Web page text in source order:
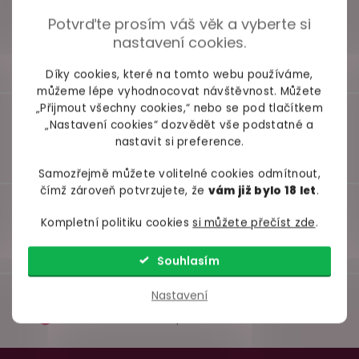
Potvrďte prosím váš věk a vyberte si
nastavení cookies.
Díky cookies, které na tomto webu používáme,
můžeme lépe vyhodnocovat návštěvnost. Můžete
„Přijmout všechny cookies,“ nebo se pod tlačítkem
„Nastavení cookies“ dozvědět vše podstatné a
nastavit si preference.
Samozřejmě můžete volitelné cookies odmítnout,
čímž zároveň potvrzujete, že vám již bylo 18 let.
Kompletní politiku cookiessi můžete přečíst zde.
Nastavení
Souhlasím